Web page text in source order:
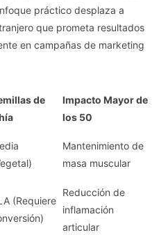
práctico desplaza a
que prometa resultados
en campañas de marketing
de
Impacto Mayor de
los 50
Mantenimiento de
masa muscular
(Requiere
Reducción de
inflamación
articular